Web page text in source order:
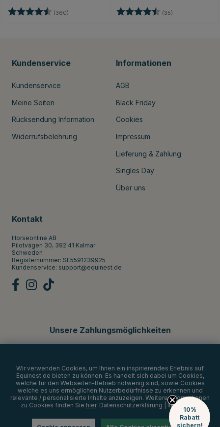
Bewertung: (360) 4.7 von 5 SternenBewertung: (35)
Kundenservice
Kundenservice
Meine Seiten
Rücksendung Information
Widerrufsbelehrung
Informationen
AGB
Black Friday
Cookies
Impressum
Lieferung & Zahlung
Singles Day
Über uns
Kontakt
Horseonline AB
Pilotvägen 30, 392 41 Kalmar
Schweden
Registernummer: SE5591239925
Kundenservice: support@equinest.de
Unsere Zahlungsmöglichkeiten
Wir verwenden Cookies, um Ihnen ein inspirierendes Erlebnis auf
Equinest.de bieten zu können. Es handelt sich dabei um Cookies,
welche für den Webseiten-Betrieb notwenig sind, sowie Cookies
welche es uns ermöglichen Nutzerbedürfnisse zu erkennen und
relevante / personalisierte Inhalte anzuzeigen. Weitere Informationen
zu Cookies finden Sie hier. Datenschutzerklärung Impressum
10%
Rabatt
sichern!